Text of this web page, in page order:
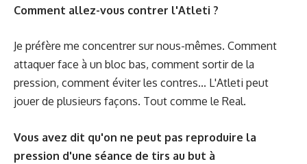
Comment allez-vous contrer l'Atleti ?
Je préfère me concentrer sur nous-mêmes. Comment
attaquer face à un bloc bas, comment sortir de la
pression, comment éviter les contres... L'Atleti peut
jouer de plusieurs façons. Tout comme le Real.
Vous avez dit qu'on ne peut pas reproduire la
pression d'une séance de tirs au but à